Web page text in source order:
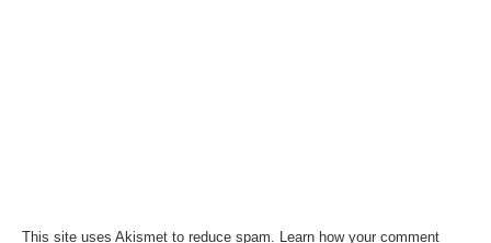
This site uses Akismet to reduce spam. Learn how your comment